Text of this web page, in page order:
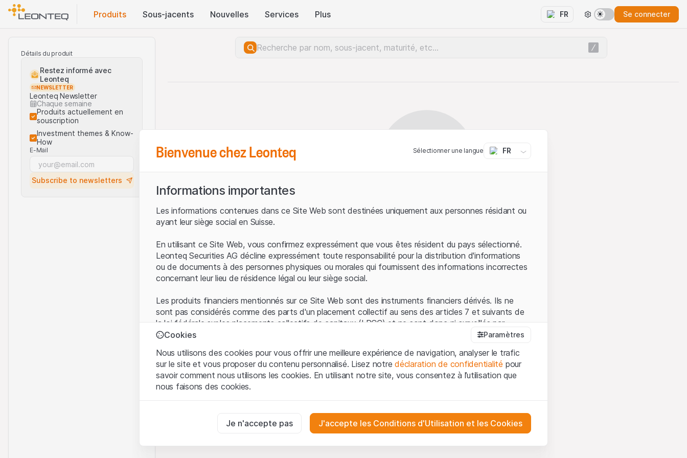
Produits Sous-jacents Nouvelles Services Plus FR Se connecter
Détails du produit
Restez informé avec
Leonteq
NEWSLETTER
Leonteq Newsletter
Chaque semaine
Produits actuellement en
souscription
Investment themes & Know-
How
E-Mail
Subscribe to newsletters
Bienvenue chez Leonteq Sélectionner une langue FR
Informations importantes
Les informations contenues dans ce Site Web sont destinées uniquement aux personnes résidant ou
ayant leur siège social en Suisse.
En utilisant ce Site Web, vous confirmez expressément que vous êtes résident du pays sélectionné.
Leonteq Securities AG décline expressément toute responsabilité pour la distribution d'informations
ou de documents à des personnes physiques ou morales qui fournissent des informations incorrectes
concernant leur lieu de résidence légal ou leur siège social.
Les produits financiers mentionnés sur ce Site Web sont des instruments financiers dérivés. Ils ne
sont pas considérés comme des parts d'un placement collectif au sens des articles 7 et suivants de
la loi fédérale sur les placements collectifs de capitaux (LPCC) et ne sont donc ni surveillés par
l'Autorité fédérale de surveillance des marchés financiers (FINMA) ni enregistrés auprès de la FINMA.
Conditions d'utilisation et informations juridiques
En utilisant le Site Web de Leonteq Securities AG (ci-après "Site Web"), vous confirmez que vous
avez compris et que vous acceptez les informations juridiques, les notes importantes et les
Tous les droits de propriété intellectuelle (par exemple, les droits d'auteur, de conception et de
Cookies Paramètres
Nous utilisons des cookies pour vous offrir une meilleure expérience de navigation, analyser le trafic
sur le site et vous proposer du contenu personnalisé. Lisez notredéclaration de confidentialité pour
savoir comment nous utilisons les cookies. En utilisant notre site, vous consentez à l’utilisation que
nous faisons des cookies.
Ces cookies sont nécessaires au bon fonctionnement du site Internet et ne peuvent pas être désactivés.
Je n'accepte pas J'accepte les Conditions d'Utilisation et les Cookies